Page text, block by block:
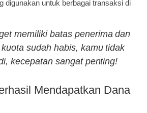
digunakan untuk berbagai transaksi di
memiliki batas penerima dan
sudah habis, kamu tidak
kecepatan sangat penting!
Mendapatkan Dana